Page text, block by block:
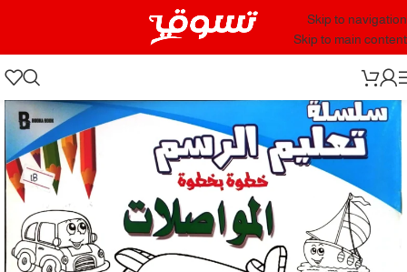
Skip to navigation
Skip to main content